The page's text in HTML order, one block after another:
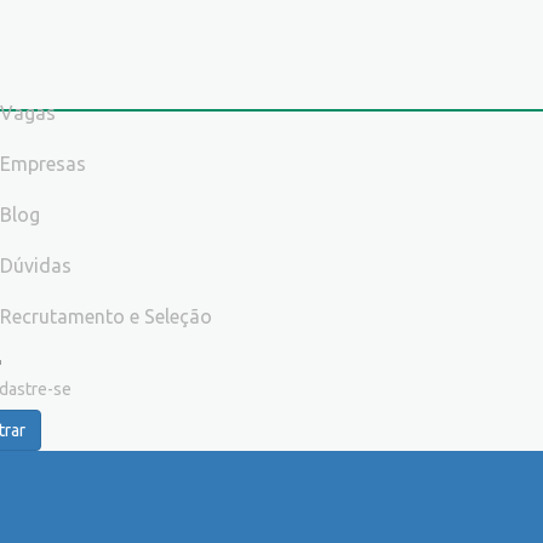
Vagas
Empresas
Blog
Dúvidas
Recrutamento e Seleção
se